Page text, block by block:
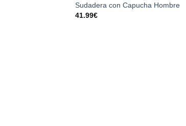
a la
Sudadera con Capucha Hombre
41.99€